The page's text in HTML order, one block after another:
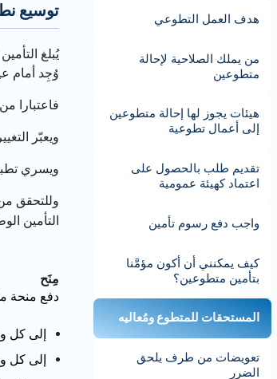
هدف العمل التطوعي
من يملك الصلاحية لإحالة
متطوعين
هيئات يجوز لها إحالة متطوعين
إلى أعمال تطوعية
تقديم طلب بالحصول على
اعتماد كهيئة عمومية
واجب دفع رسوم تأمين
كيف يمكنني أن أكون مؤمَّنا
بتأمين متطوعين؟
المستحقات للمتطوع ومُعاليه
تعويضات من طرف يلحق
الضرر
توسيع
يُبلغ
وُجِد أمام
فاعتبارا من
ويعبّر
ويسري
وللتحقق
التأمين
مِنَح
دفع منحة
إلى كل
إلى كل